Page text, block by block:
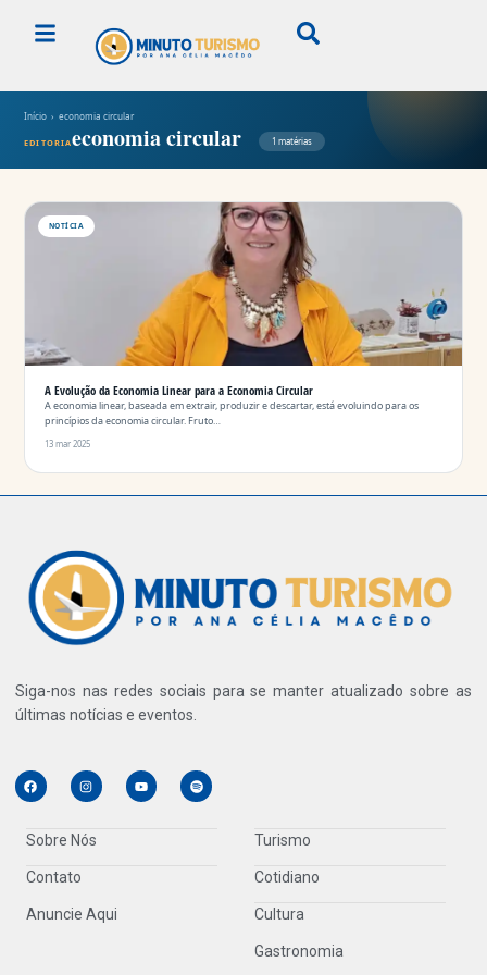
Início › economia circular
EDITORIAeconomia circular 1 matérias
NOTÍCIA
A Evolução da Economia Linear para a Economia Circular
A economia linear, baseada em extrair, produzir e descartar, está evoluindo para os
princípios da economia circular. Fruto…
13 mar 2025
Siga-nos nas redes sociais para se manter atualizado sobre as
últimas notícias e eventos.
Sobre Nós
Contato
Anuncie Aqui
Turismo
Cotidiano
Cultura
Gastronomia